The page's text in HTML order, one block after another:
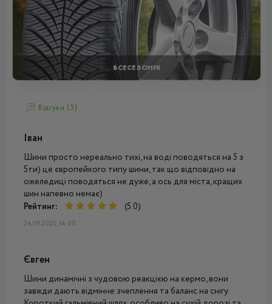
ВСЕСЕЗОННІ
Відгуки (5)
Іван
Шини просто нереально тихі, на воді поводяться на 5 з
5ти) це європейкого типу шини, так що відповідно на
ожеледиці поводяться не дуже, а ось для міста, кращих
шин напевно немає)
Рейтинг:
(5.0)
24.09.2025, 14:08
Євген
Шини динамічні з чудовою реакцією на кермо, вони
завжди дають відмінне зчеплення та баланс на снігу.